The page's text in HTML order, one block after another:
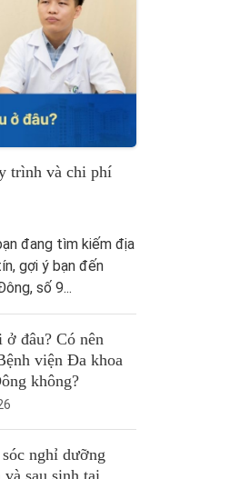
trình và chi phí
đang tìm kiếm địa
gợi ý bạn đến
số 9...
ở đâu? Có nên
viện Đa khoa
không?
nghỉ dưỡng